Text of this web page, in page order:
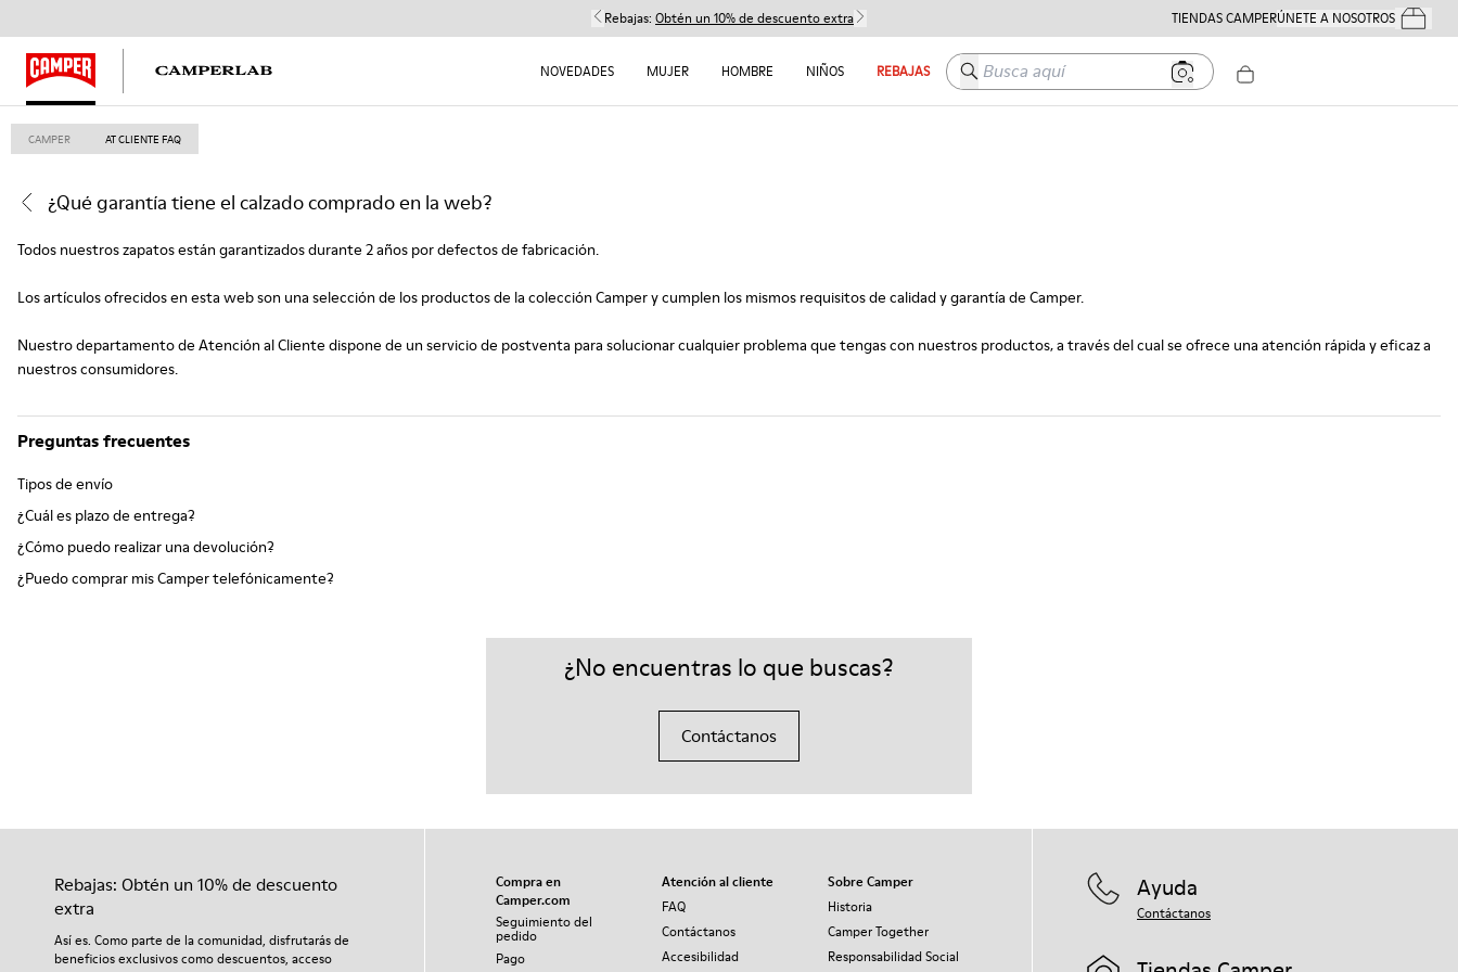
Rebajas: Obtén un 10% de descuento extra TIENDAS CAMPERÚNETE A NOSOTROSTus
NOVEDADES MUJER HOMBRE NIÑOS REBAJAS Busca aquí
CAMPER AT CLIENTE FAQ
¿Qué garantía tiene el calzado comprado en la web?
Todos nuestros zapatos están garantizados durante 2 años por defectos de fabricación.
Los artículos ofrecidos en esta web son una selección de los productos de la colección Camper y cumplen los mismos requisitos de calidad y garantía de Camper.
Nuestro departamento de Atención al Cliente dispone de un servicio de postventa para solucionar cualquier problema que tengas con nuestros productos, a través del cual se ofrece una atención rápida y eficaz a
nuestros consumidores.
Preguntas frecuentes
Tipos de envío
¿Cuál es plazo de entrega?
¿Cómo puedo realizar una devolución?
¿Puedo comprar mis Camper telefónicamente?
¿No encuentras lo que buscas?
Contáctanos
Rebajas: Obtén un 10% de descuento
extra
Así es. Como parte de la comunidad, disfrutarás de
beneficios exclusivos como descuentos, acceso
Compra en
Camper.com
Seguimiento del
pedido
Pago
Atención al cliente
FAQ
Contáctanos
Accesibilidad
Sobre Camper
Historia
Camper Together
Responsabilidad Social
Ayuda
Contáctanos